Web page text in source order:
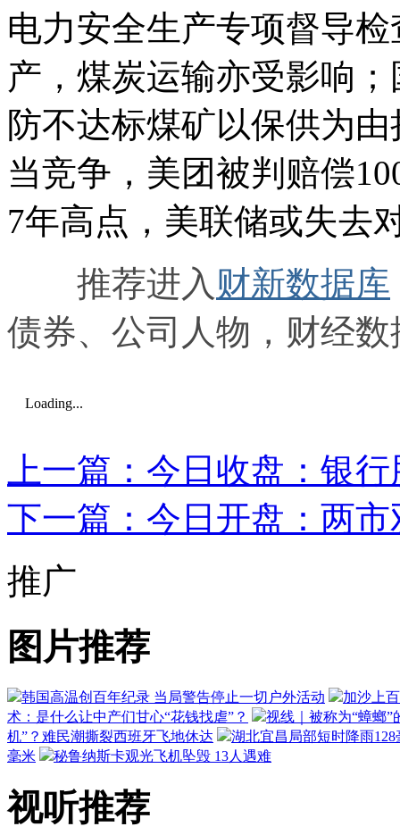
电力安全生产专项督导
产，煤炭运输亦受影响
防不达标煤矿以保供为
当竞争，美团被判赔偿
7年高点，美联储或失去
推荐进入 财新数据库
债券、公司人物，财经
Loading...
上一篇：今日收盘：银
下一篇：今日开盘：两
推广
图片推荐
韩国高温创百年纪录 当局警告停止一切户外活动
加沙上
术：是什么让中产们甘心“花钱找虐”？
视线｜被称为“蟑螂
机”？难民潮撕裂西班牙飞地休达
湖北宜昌局部短时降雨
毫米
秘鲁纳斯卡观光飞机坠毁 13人遇难
视听推荐